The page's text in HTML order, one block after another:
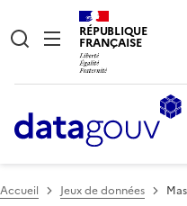
RÉPUBLIQUE
FRANÇAISE
Accueil Jeux de données